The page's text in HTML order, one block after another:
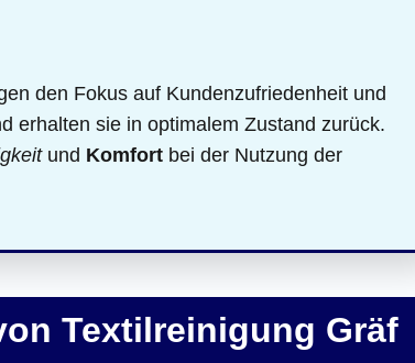
den Fokus auf Kundenzufriedenheit und
erhalten sie in optimalem Zustand zurück.
und Komfort bei der Nutzung der
Textilreinigung Gräf